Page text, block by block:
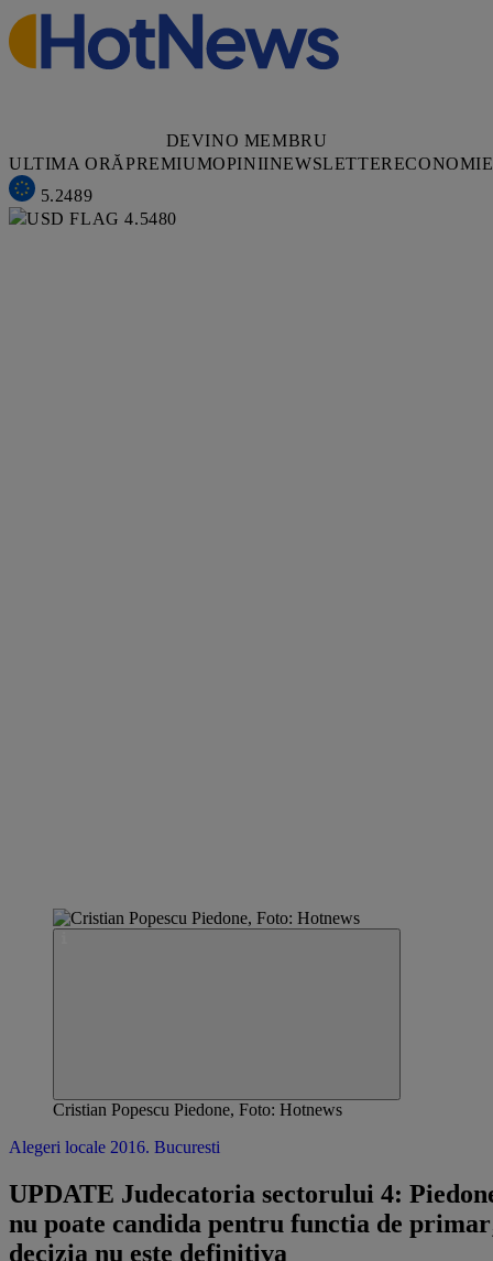
DEVINO MEMBRU
ULTIMA ORĂPREMIUMOPINIINEWSLETTERECONOMIE
5.2489
4.5480
Cristian Popescu Piedone, Foto: Hotnews
Alegeri locale 2016. Bucuresti
UPDATE Judecatoria sectorului 4:
nu poate candida pentru functia de
decizia nu este definitiva